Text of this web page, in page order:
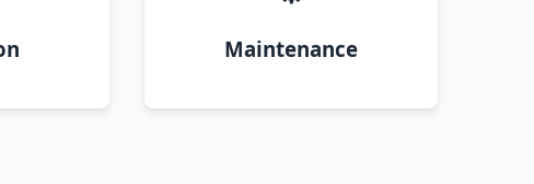
Maintenance